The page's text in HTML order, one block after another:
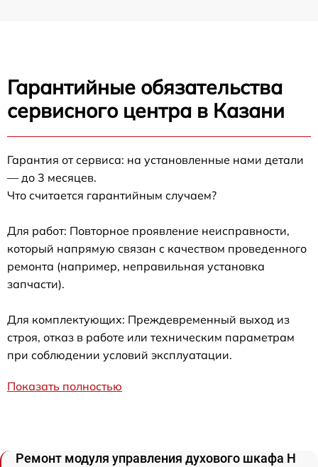
Гарантийные обязательства
сервисного центра в Казани
Гарантия от сервиса: на установленные нами детали
— до 3 месяцев.
Что считается гарантийным случаем?
Для работ: Повторное проявление неисправности,
который напрямую связан с качеством проведенного
ремонта (например, неправильная установка
запчасти).
Для комплектующих: Преждевременный выход из
строя, отказ в работе или техническим параметрам
при соблюдении условий эксплуатации.
Показать полностью
Ремонт модуля управления духового шкафа H